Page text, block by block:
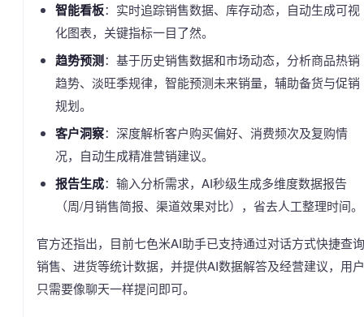
智能看板：实时追踪销售数据、库存动态，自动生成可视
化图表，关键指标一目了然。
趋势预测：基于历史销售数据和市场动态，分析商品热销
趋势、淡旺季规律，智能预测未来销量，辅助备货与促销
规划。
客户洞察：深度解析客户购买偏好、消费频次及复购情
况，自动生成精准营销建议。
报告生成：输入分析需求，AI秒级生成多维度数据报告
（周/月销售简报、渠道效果对比），省去人工整理时间。
官方还指出，目前七色米AI助手已支持通过对话方式快捷查询
销售、进货等统计数据，并提供AI数据解答及经营建议，用户
只需要像聊天一样提问即可。